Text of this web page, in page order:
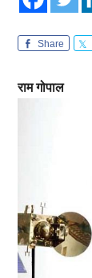
Share
राम गोपाल